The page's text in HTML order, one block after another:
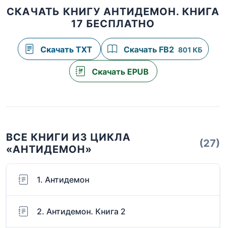
СКАЧАТЬ КНИГУ АНТИДЕМОН. КНИГА
17 БЕСПЛАТНО
Скачать TXT Скачать FB2 801 КБ
Скачать EPUB
ВСЕ КНИГИ ИЗ ЦИКЛА
«АНТИДЕМОН»
(27)
1. Антидемон
2. Антидемон. Книга 2